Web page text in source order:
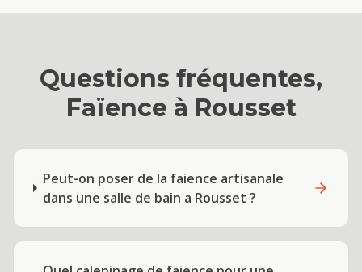
Questions fréquentes,
Faïence à Rousset
Peut-on poser de la faience artisanale
dans une salle de bain a Rousset ?